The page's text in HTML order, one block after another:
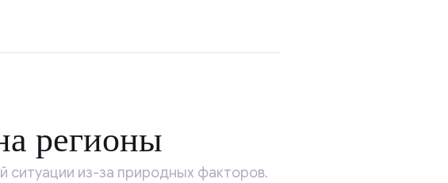
регионы
ситуации из-за природных факторов.